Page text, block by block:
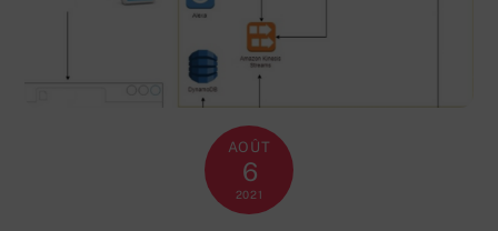
AOÛT
6
2021